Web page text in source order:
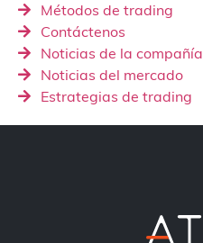
Métodos de trading
Contáctenos
Noticias de la compañía
Noticias del mercado
Estrategias de trading